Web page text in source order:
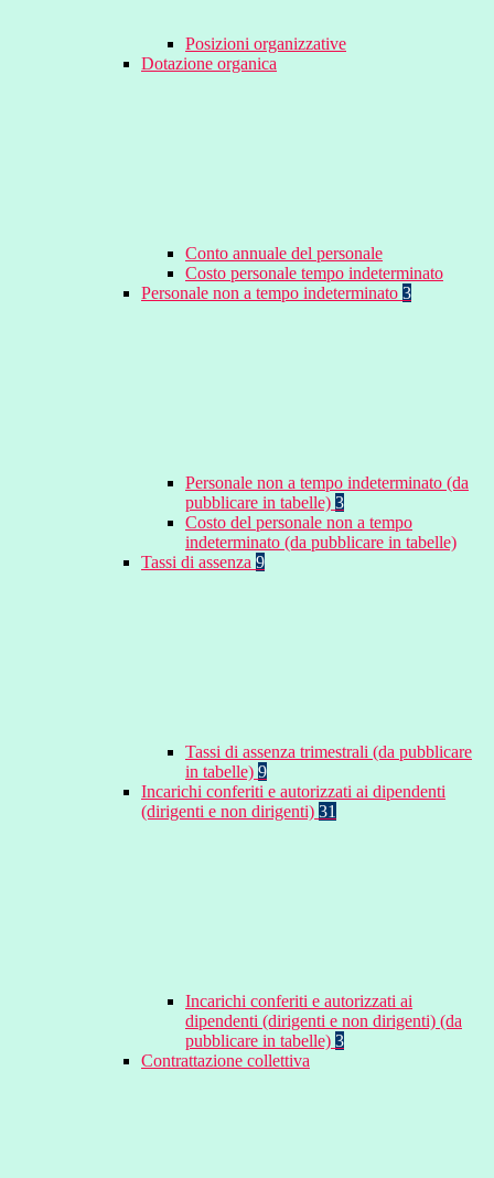
Posizioni organizzative
Dotazione organica
Conto annuale del personale
Costo personale tempo indeterminato
Personale non a tempo indeterminato 3
Personale non a tempo indeterminato (da
pubblicare in tabelle) 3
Costo del personale non a tempo
indeterminato (da pubblicare in tabelle)
Tassi di assenza 9
Tassi di assenza trimestrali (da pubblicare
in tabelle) 9
Incarichi conferiti e autorizzati ai dipendenti
(dirigenti e non dirigenti) 31
Incarichi conferiti e autorizzati ai
dipendenti (dirigenti e non dirigenti) (da
pubblicare in tabelle) 3
Contrattazione collettiva